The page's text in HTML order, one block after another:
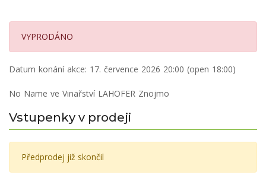
VYPRODÁNO
Datum konání akce: 17. července 2026 20:00 (open 18:00)
No Name ve Vinařství LAHOFER Znojmo
Vstupenky v prodeji
Předprodej již skončil